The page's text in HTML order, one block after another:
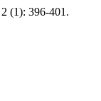
2 (1): 396-401.